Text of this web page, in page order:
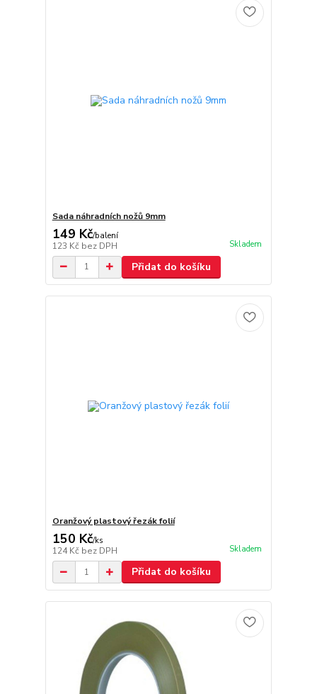
Sada náhradních nožů 9mm
149 Kč/balení
123 Kč bez DPH Skladem
Přidat do košíku
Oranžový plastový řezák folií
150 Kč/ks
124 Kč bez DPH Skladem
Přidat do košíku